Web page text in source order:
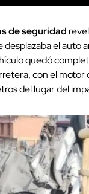
de seguridad
desplazaba el auto
quedó
con el motor
del lugar del